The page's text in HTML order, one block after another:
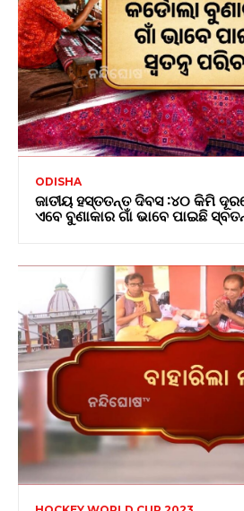
ODISHA
ଜାତୀୟ ହସ୍ତତନ୍ତ ଦିବସ :୪୦ କିମି
ଏବେ ବୁଣାକାର ଗାଁ ଭାବେ ପାଇଛି